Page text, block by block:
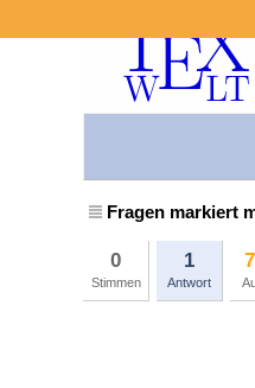
Fragen markiert
0
Stimmen
1
Antwort